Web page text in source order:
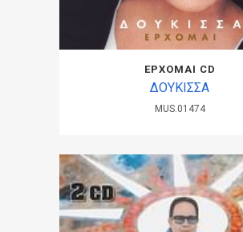
ΕΡΧΟΜΑΙ CD
ΔΟΥΚΙΣΣΑ
MUS.01474